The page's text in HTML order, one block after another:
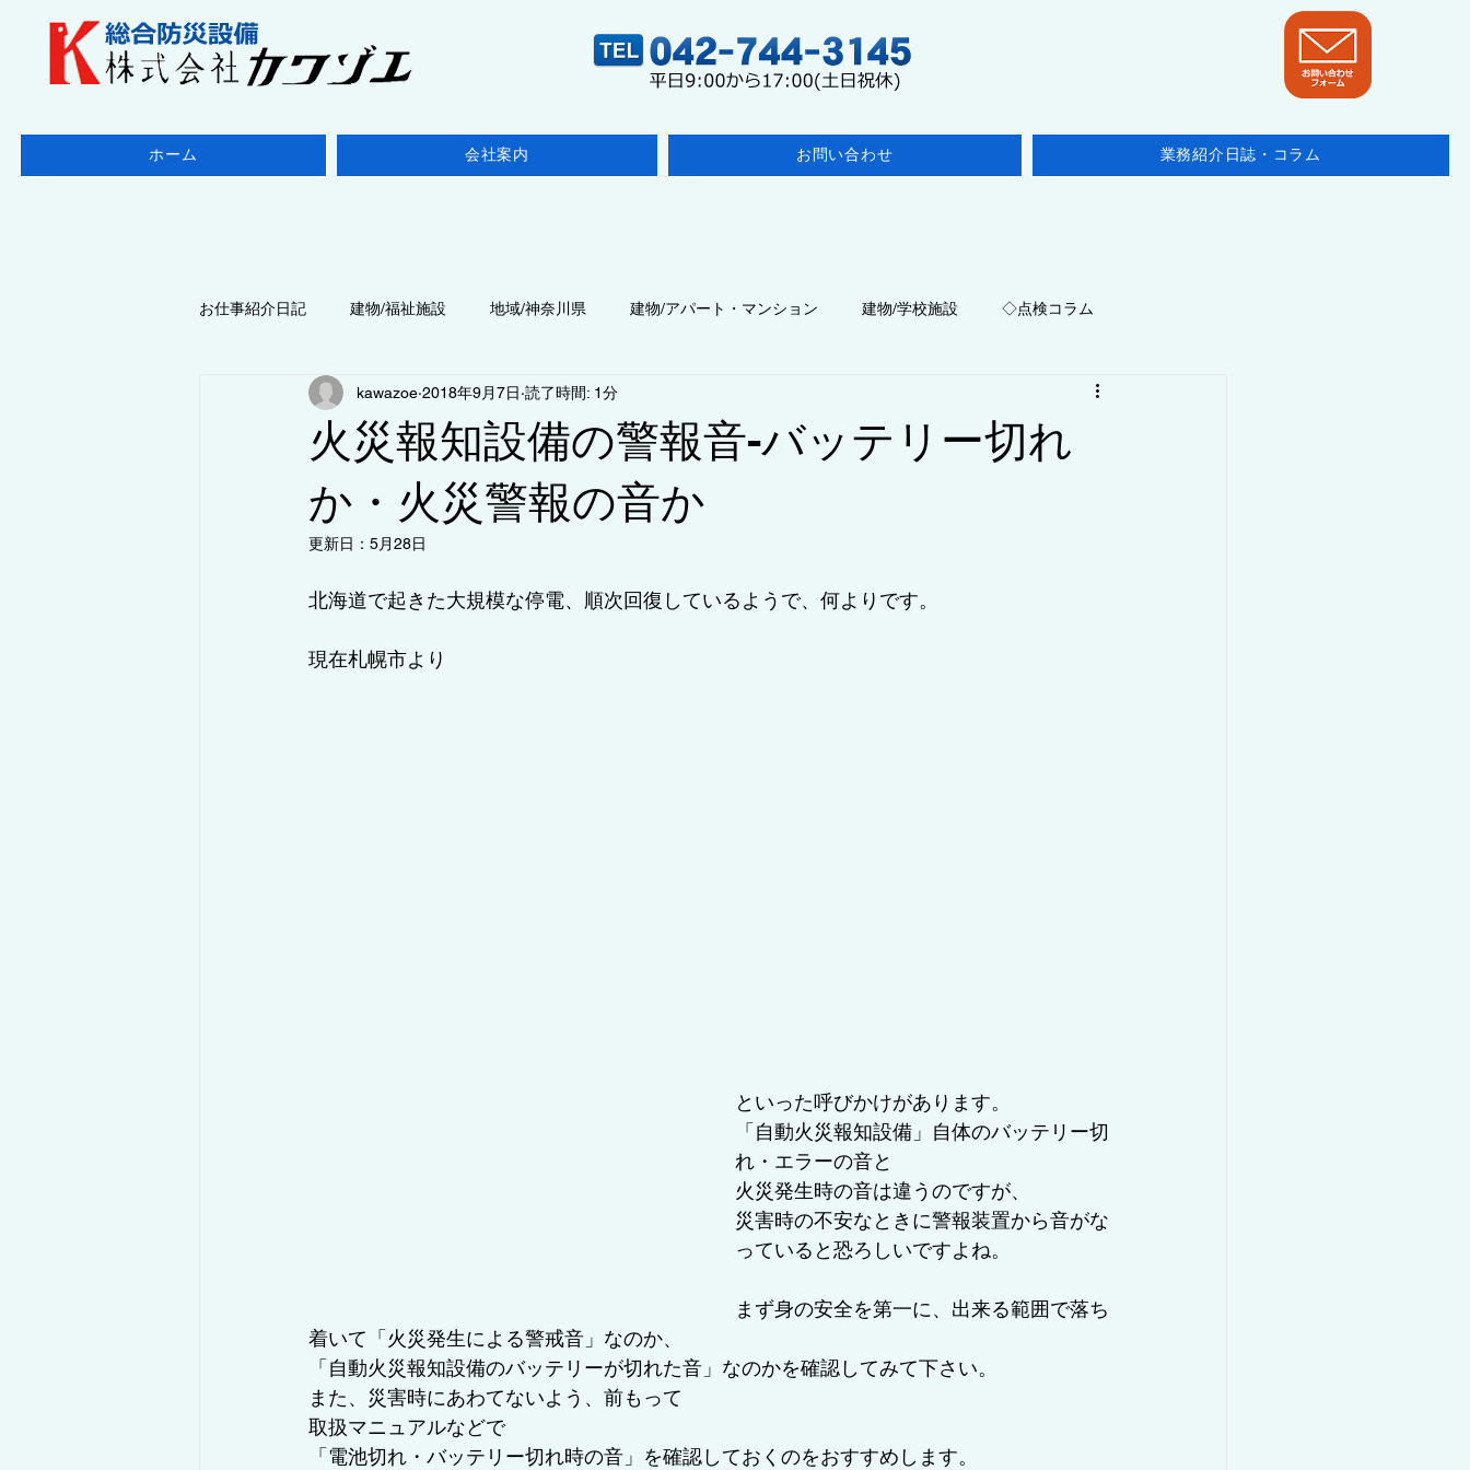
ホーム 会社案内 お問い合わせ 業務紹介日誌・コラム
お仕事紹介日記 建物/福祉施設 地域/神奈川県 建物/アパート・マンション 建物/学校施設 ◇点検コラム
地域/千葉県 ◆点検/防火設備点検 建物/医療施設
◆点検/ 消防設備 地域/東京都 建物/商業施設・事業所
火災報知設備の警報音-バッテリー切れ
か・火災警報の音か
kawazoe 2018年9月7日 読了時間: 1分
更新日： 5月28日
北海道で起きた大規模な停電、順次回復しているようで、何よりです。
現在札幌市より
といった呼びかけがあります。
「自動火災報知設備」自体のバッテリー切
れ・エラーの音と
火災発生時の音は違うのですが、
災害時の不安なときに警報装置から音がな
っていると恐ろしいですよね。
まず身の安全を第一に、出来る範囲で落ち
着いて「火災発生による警戒音」なのか、
「自動火災報知設備のバッテリーが切れた音」なのかを確認してみて下さい。
また、災害時にあわてないよう、前もって
取扱マニュアルなどで
「電池切れ・バッテリー切れ時の音」を確認しておくのをおすすめします。